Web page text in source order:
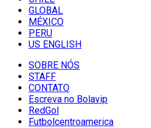
GLOBAL
MÉXICO
PERU
US ENGLISH
SOBRE NÓS
STAFF
CONTATO
Escreva no Bolavip
RedGol
Futbolcentroamerica